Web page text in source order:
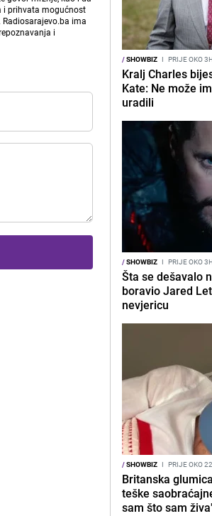
i prihvata mogućnost
ima
i
/SHOWBIZ I PRIJE OKO
Kralj Charles
Kate: Ne može
uradili
/SHOWBIZ I PRIJE OKO
Šta se dešavalo
boravio Jared
nevjericu
/SHOWBIZ I PRIJE OKO
Britanska
teške
sam što sam